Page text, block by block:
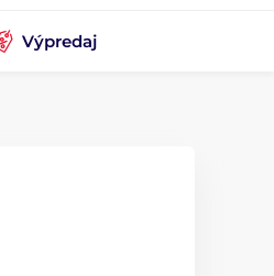
Výpredaj